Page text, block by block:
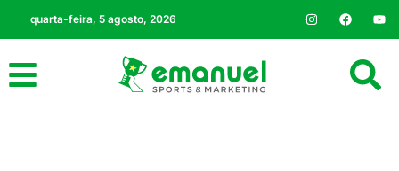
quarta-feira, 5 agosto, 2026